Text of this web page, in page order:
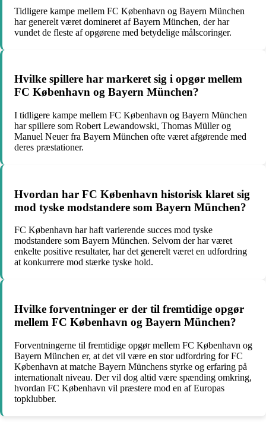
Tidligere kampe mellem FC København og Bayern München
har generelt været domineret af Bayern München, der har
vundet de fleste af opgørene med betydelige målscoringer.
Hvilke spillere har markeret sig i opgør mellem
FC København og Bayern München?
I tidligere kampe mellem FC København og Bayern München
har spillere som Robert Lewandowski, Thomas Müller og
Manuel Neuer fra Bayern München ofte været afgørende med
deres præstationer.
Hvordan har FC København historisk klaret sig
mod tyske modstandere som Bayern München?
FC København har haft varierende succes mod tyske
modstandere som Bayern München. Selvom der har været
enkelte positive resultater, har det generelt været en udfordring
at konkurrere mod stærke tyske hold.
Hvilke forventninger er der til fremtidige opgør
mellem FC København og Bayern München?
Forventningerne til fremtidige opgør mellem FC København og
Bayern München er, at det vil være en stor udfordring for FC
København at matche Bayern Münchens styrke og erfaring på
internationalt niveau. Der vil dog altid være spænding omkring,
hvordan FC København vil præstere mod en af Europas
topklubber.